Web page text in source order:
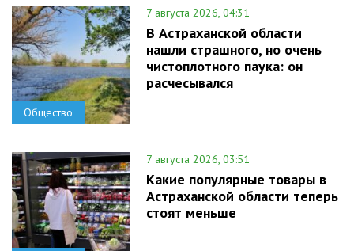
Общество
7 августа 2026, 04:31
В Астраханской области
нашли страшного, но очень
чистоплотного паука: он
расчесывался
7 августа 2026, 03:51
Какие популярные товары в
Астраханской области теперь
стоят меньше